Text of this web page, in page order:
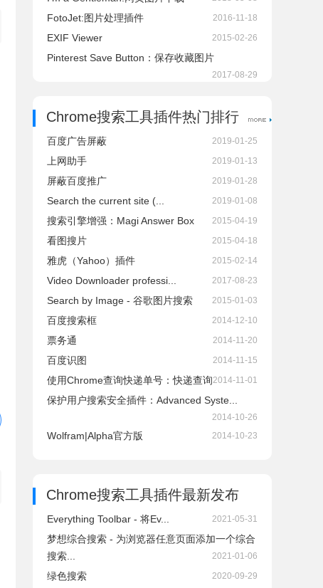
FotoJet:图片处理插件 2016-11-18
EXIF Viewer 2015-02-26
Pinterest Save Button：保存收藏图片
2017-08-29
Chrome搜索工具插件热门排行
百度广告屏蔽 2019-01-25
上网助手 2019-01-13
屏蔽百度推广 2019-01-28
Search the current site (... 2019-01-08
搜索引擎增强：Magi Answer Box 2015-04-19
看图搜片 2015-04-18
雅虎（Yahoo）插件 2015-02-14
Video Downloader professi... 2017-08-23
Search by Image - 谷歌图片搜索 2015-01-03
百度搜索框 2014-12-10
票务通 2014-11-20
百度识图 2014-11-15
使用Chrome查询快递单号：快递查询2014-11-01
保护用户搜索安全插件：Advanced Syste...
2014-10-26
Wolfram|Alpha官方版 2014-10-23
Chrome搜索工具插件最新发布
Everything Toolbar - 将Ev... 2021-05-31
梦想综合搜索 - 为浏览器任意页面添加一个综合
搜索...
2021-01-06
绿色搜索 2020-09-29